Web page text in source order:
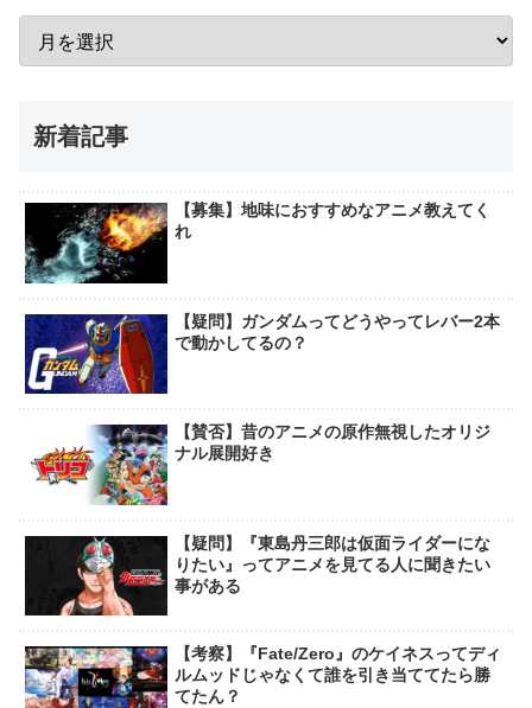
新着記事
【募集】地味におすすめなアニメ教えてく
れ
【疑問】ガンダムってどうやってレバー2本
で動かしてるの？
【賛否】昔のアニメの原作無視したオリジ
ナル展開好き
【疑問】『東島丹三郎は仮面ライダーにな
りたい』ってアニメを見てる人に聞きたい
事がある
【考察】『Fate/Zero』のケイネスってディ
ルムッドじゃなくて誰を引き当ててたら勝
てたん？